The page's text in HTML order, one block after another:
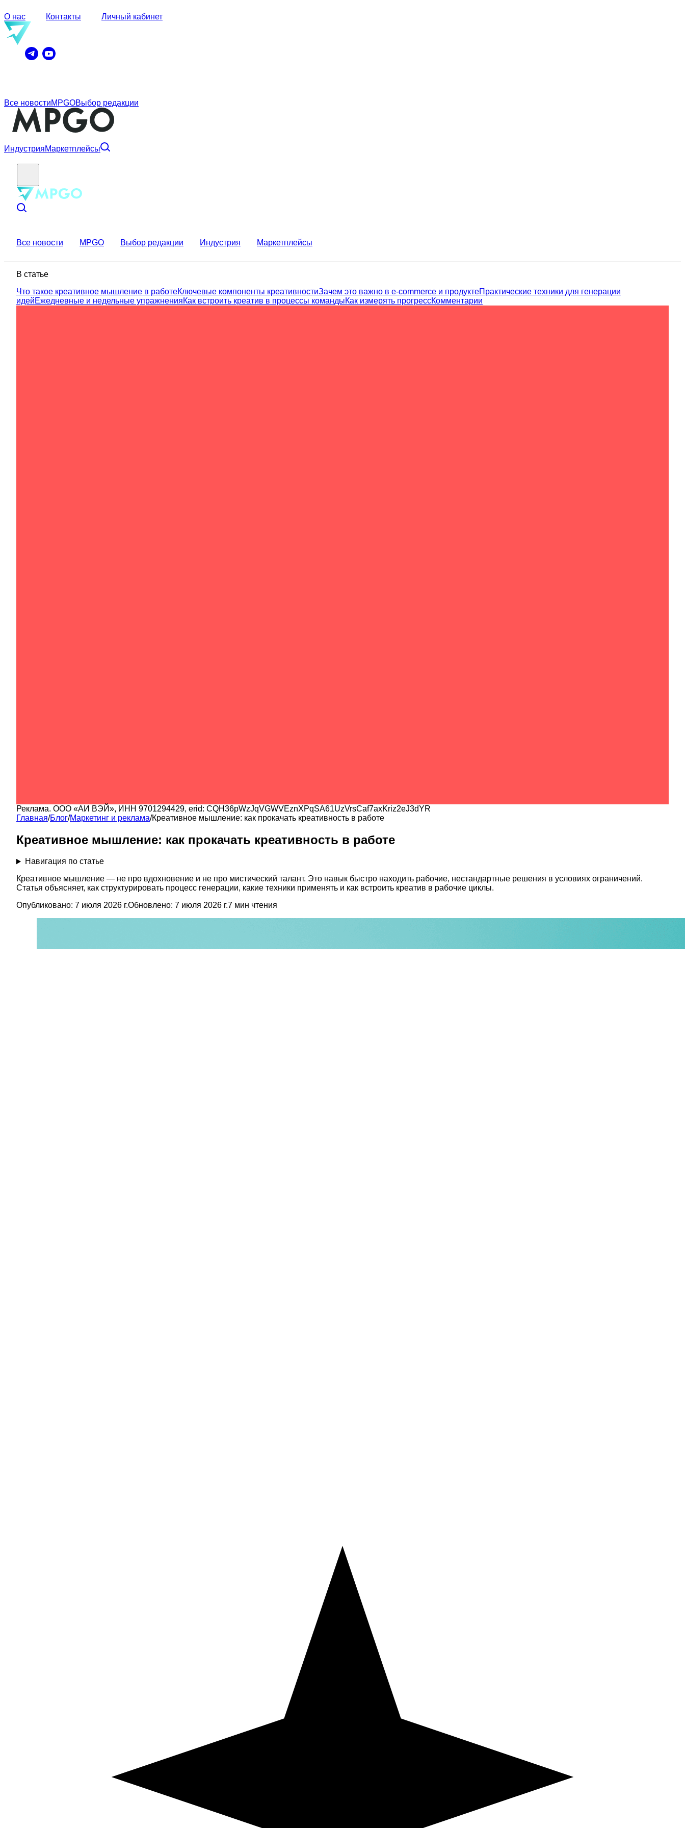
О нас Контакты Личный кабинет
Все новостиMPGOВыбор редакции
ИндустрияМаркетплейсы
Все новости MPGO Выбор редакции Индустрия Маркетплейсы
В статье
Что такое креативное мышление в работеКлючевые компоненты креативностиЗачем это важно в e‑commerce и продуктеПрактические техники для генерации
идейЕжедневные и недельные упражненияКак встроить креатив в процессы командыКак измерять прогрессКомментарии
Реклама. ООО «АИ ВЭЙ», ИНН 9701294429, erid: CQH36pWzJqVGWVEznXPqSA61UzVrsCaf7axKriz2eJ3dYR
Главная/Блог/Маркетинг и реклама/Креативное мышление: как прокачать креативность в работе
Креативное мышление: как прокачать креативность в работе
Навигация по статье
Креативное мышление — не про вдохновение и не про мистический талант. Это навык быстро находить рабочие, нестандартные решения в условиях ограничений.
Статья объясняет, как структурировать процесс генерации, какие техники применять и как встроить креатив в рабочие циклы.
Опубликовано: 7 июля 2026 г.Обновлено: 7 июля 2026 г.7 мин чтения